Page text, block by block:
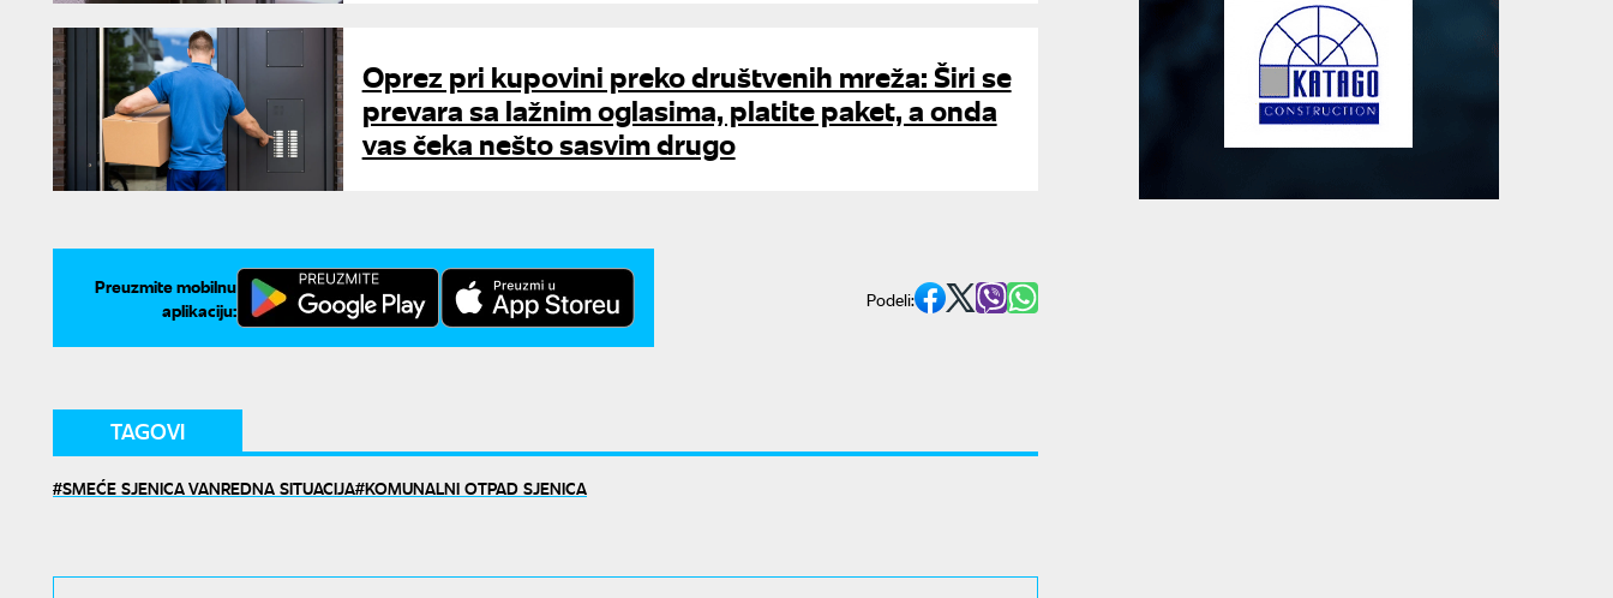
Oprez pri kupovini preko društvenih mreža: Širi se
prevara sa lažnim oglasima, platite paket, a onda
vas čeka nešto sasvim drugo
Preuzmite mobilnu
aplikaciju:
Podeli:
TAGOVI
SMEĆE SJENICA VANREDNA SITUACIJA KOMUNALNI OTPAD SJENICA